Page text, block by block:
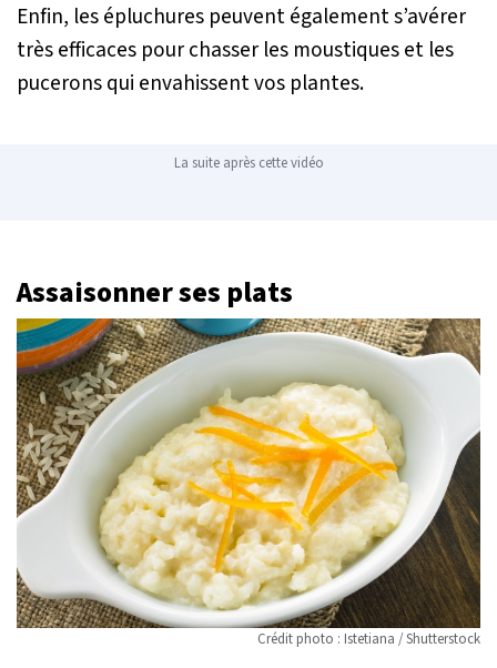
Enfin, les épluchures peuvent également s’avérer
très efficaces pour chasser les moustiques et les
pucerons qui envahissent vos plantes.
La suite après cette vidéo
Assaisonner ses plats
Crédit photo : Istetiana / Shutterstock